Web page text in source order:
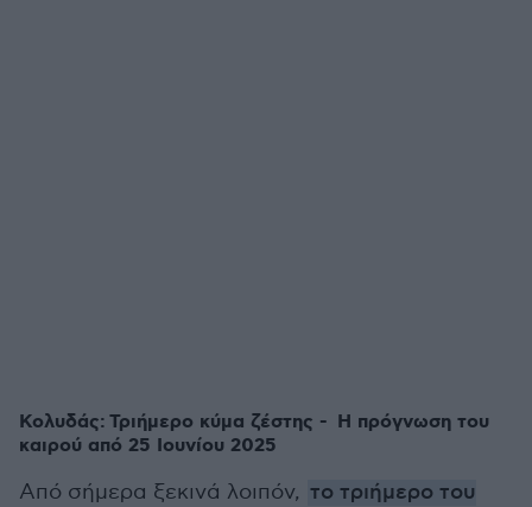
Κολυδάς: Τριήμερο κύμα ζέστης - H πρόγνωση του
καιρού από 25 Ιουνίου 2025
Από σήμερα ξεκινά λοιπόν, το τριήμερο του